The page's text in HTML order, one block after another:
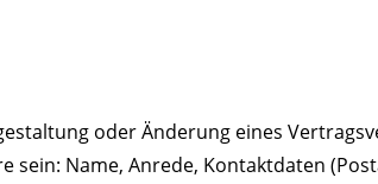
oder Änderung eines
Name, Anrede, Kontaktdaten